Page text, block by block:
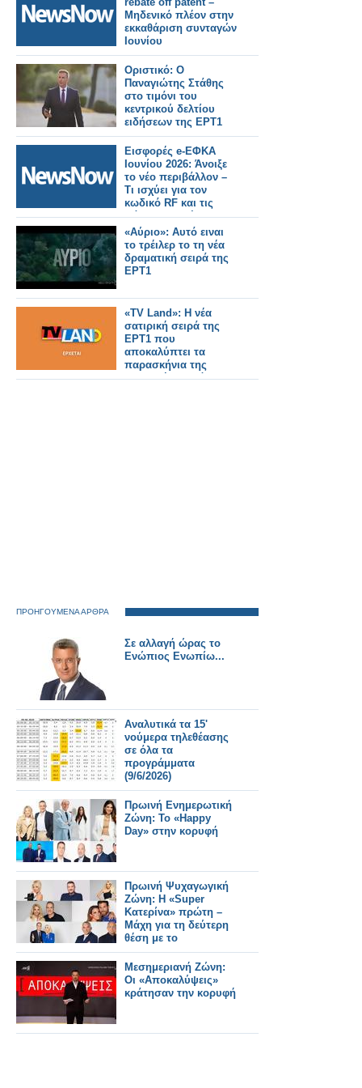
Μαΐου και Ιουνίου
Μηδενικό πλέον στην
εκκαθάριση συνταγών
Ιουνίου
Οριστικό: Ο
Παναγιώτης Στάθης
στο τιμόνι του
κεντρικού δελτίου
ειδήσεων της ΕΡΤ1
Εισφορές e-ΕΦΚΑ
Ιουνίου 2026: Άνοιξε
το νέο περιβάλλον –
Τι ισχύει για τον
κωδικό RF και τις
πάγιες εντολές
«Αύριο»: Αυτό ειναι
το τρέιλερ το τη νέα
δραματική σειρά της
ΕΡΤ1
«TV Land»: Η νέα
σατιρική σειρά της
ΕΡΤ1 που
αποκαλύπτει τα
παρασκήνια της
ελληνικής τηλεόρασης
ΠΡΟΗΓΟΥΜΕΝΑ ΑΡΘΡΑ
Σε αλλαγή ώρας το
Ενώπιος Ενωπίω...
Αναλυτικά τα 15'
νούμερα τηλεθέασης
σε όλα τα
προγράμματα
(9/6/2026)
Πρωινή Ενημερωτική
Ζώνη: Το «Happy
Day» στην κορυφή
Πρωινή Ψυχαγωγική
Ζώνη: Η «Super
Κατερίνα» πρώτη –
Μάχη για τη δεύτερη
θέση με το
«Breakfast@Star»
Μεσημεριανή Ζώνη:
Οι «Αποκαλύψεις»
κράτησαν την κορυφή